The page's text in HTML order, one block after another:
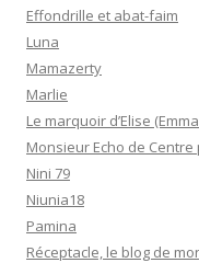
Effondrille et abat-faim
Luna
Mamazerty
Marlie
Le marquoir d’Elise
Monsieur Echo de Centre
Nini 79
Niunia18
Pamina
Réceptacle, le blog de